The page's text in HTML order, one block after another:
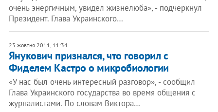
очень энергичным, увидел жизнелюба», - подчеркнул
Президент. Глава Украинского…
23 жовтня 2011, 11:34
Янукович признался, что говорил с
Фиделем Кастро о микробиологии
«У нас был очень интересный разговор», - сообщил
Глава Украинского государства во время общения с
журналистами. По словам Виктора…